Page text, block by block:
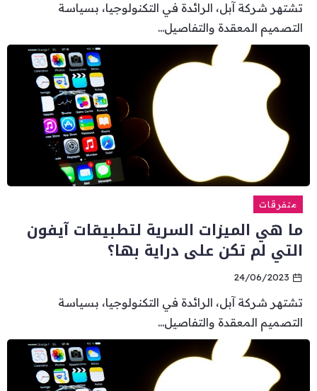
تشتهر شركة آبل، الرائدة في التكنولوجيا، بسياسة
التصميم المعقدة والتفاصيل...
متفرقات
ما هي الميزات السرية لتطبيقات آيفون
التي لم تكن على دراية بها؟
24/06/2023
تشتهر شركة آبل، الرائدة في التكنولوجيا، بسياسة
التصميم المعقدة والتفاصيل...